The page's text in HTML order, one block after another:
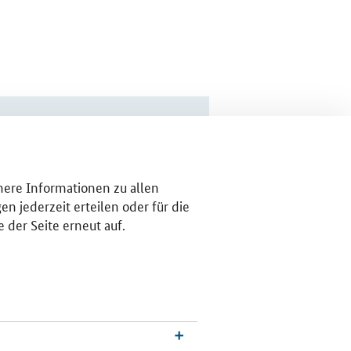
Informationen zu allen
jederzeit erteilen oder für die
der Seite erneut auf.